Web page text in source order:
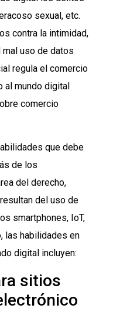
sexual, etc.
contra la intimidad,
uso de datos
regula el comercio
al mundo digital
comercio
que debe
de los
del derecho,
del uso de
smartphones, IoT,
las habilidades en
digital incluyen:
sitios